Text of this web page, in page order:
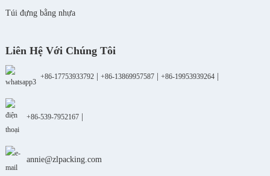
Túi đựng bằng nhựa
Liên Hệ Với Chúng Tôi
+86-17753933792| +86-13869957587| +86-19953939264|
+86-539-7952167|
annie@zlpacking.com